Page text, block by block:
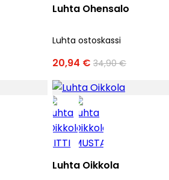
Luhta Ohensalo
Luhta ostoskassi
20,94 € 34,90 €
Luhta Oikkola